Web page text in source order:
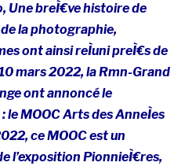
Une breÌ€ve histoire de
la photographie,
ont ainsi reÌuni preÌ€s de
mars 2022, la Rmn-Grand
ont annoncé le
le MOOC Arts des AnneÌes
ce MOOC est un
l’exposition PionnieÌ€res,